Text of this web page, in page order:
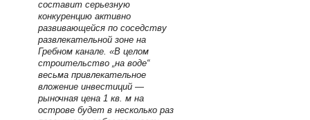
составит серьезную
конкуренцию активно
развивающейся по соседству
развлекательной зоне на
Гребном канале. «В целом
строительство „на воде“
весьма привлекательное
вложение инвестиций —
рыночная цена 1 кв. м на
острове будет в несколько раз